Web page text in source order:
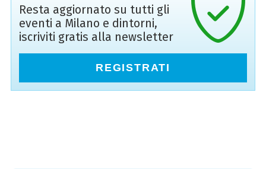
Resta aggiornato su tutti gli
eventi a Milano e dintorni,
iscriviti gratis alla newsletter
REGISTRATI